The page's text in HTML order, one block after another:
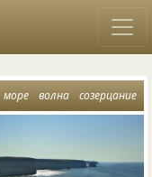
море волна созерцание